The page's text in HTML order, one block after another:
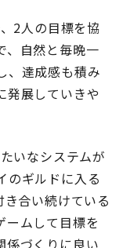
2人の目標を協
、自然と毎晩一
、達成感も積み
発展していきや
いなシステムが
のギルドに入る
合い続けている
ームして目標を
係づくりに良い